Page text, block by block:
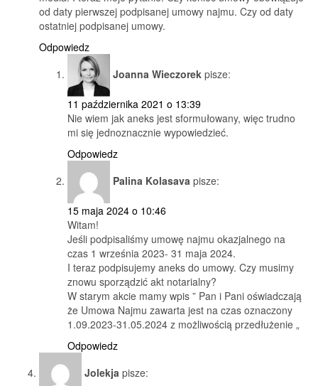
od daty pierwszej podpisanej umowy najmu. Czy od daty
ostatniej podpisanej umowy.
Odpowiedz
Joanna Wieczorek pisze:
11 października 2021 o 13:39
Nie wiem jak aneks jest sformułowany, więc trudno
mi się jednoznacznie wypowiedzieć.
Odpowiedz
Palina Kolasava pisze:
15 maja 2024 o 10:46
Witam!
Jeśli podpisaliśmy umowę najmu okazjalnego na
czas 1 września 2023- 31 maja 2024.
I teraz podpisujemy aneks do umowy. Czy musimy
znowu sporządzić akt notarialny?
W starym akcie mamy wpis ” Pan i Pani oświadczają
że Umowa Najmu zawarta jest na czas oznaczony
1.09.2023-31.05.2024 z możliwością przedłużenie „
Odpowiedz
Jolekja pisze: